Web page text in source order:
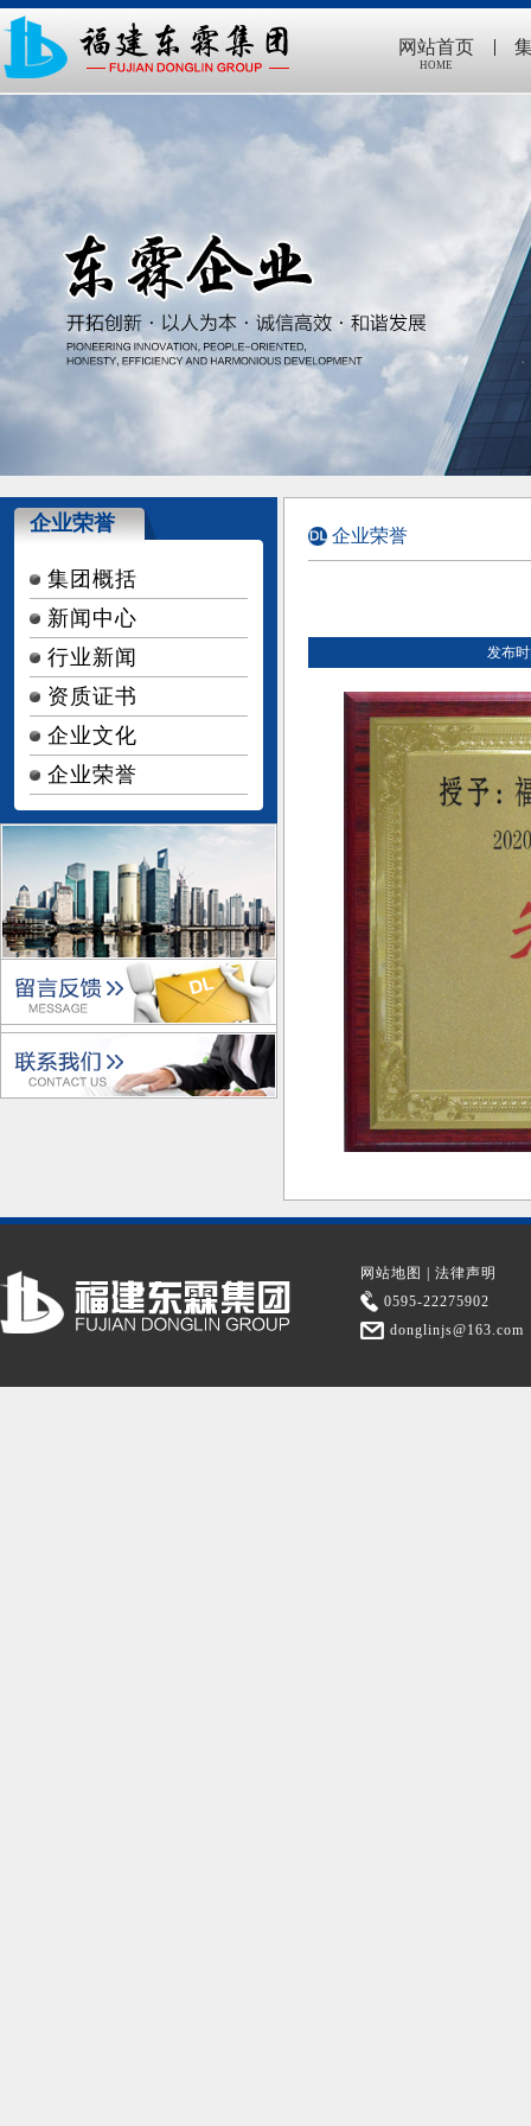
网站首页
HOME
|
企业荣誉
集团概括
新闻中心
行业新闻
资质证书
企业文化
企业荣誉
企业荣誉
发布
网站地图
法律声明
0595-22275902
donglinjs@163.com